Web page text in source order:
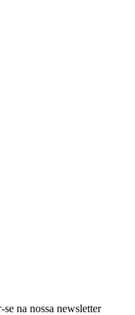
na nossa newsletter